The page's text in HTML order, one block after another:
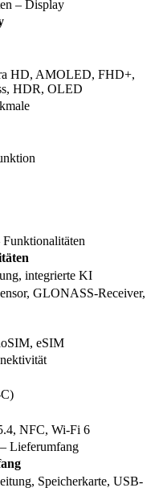
– Display
HD, AMOLED, FHD+,
HDR, OLED
Funktionalitäten
integrierte KI
GLONASS-Receiver,
eSIM
NFC, Wi-Fi 6
Lieferumfang
Speicherkarte, USB-